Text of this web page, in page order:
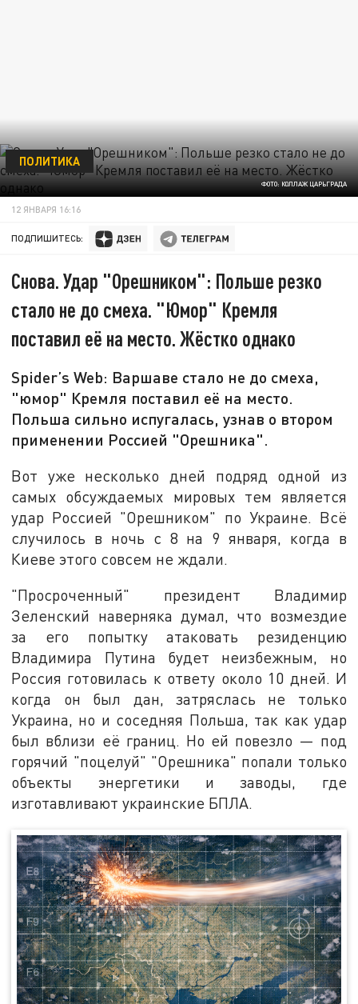
ФОТО: КОЛЛАЖ ЦАРЬГРАДА
ПОЛИТИКА
12 ЯНВАРЯ 16:16
ПОДПИШИТЕСЬ:
Снова. Удар "Орешником": Польше резко
стало не до смеха. "Юмор" Кремля
поставил её на место. Жёстко однако
Spider’s Web: Варшаве стало не до смеха,
"юмор" Кремля поставил её на место.
Польша сильно испугалась, узнав о втором
применении Россией "Орешника".
Вот уже несколько дней подряд одной из
самых обсуждаемых мировых тем является
удар Россией "Орешником" по Украине. Всё
случилось в ночь с 8 на 9 января, когда в
Киеве этого совсем не ждали.
"Просроченный" президент Владимир
Зеленский наверняка думал, что возмездие
за его попытку атаковать резиденцию
Владимира Путина будет неизбежным, но
Россия готовилась к ответу около 10 дней. И
когда он был дан, затряслась не только
Украина, но и соседняя Польша, так как удар
был вблизи её границ. Но ей повезло — под
горячий "поцелуй" "Орешника" попали только
объекты энергетики и заводы, где
изготавливают украинские БПЛА.